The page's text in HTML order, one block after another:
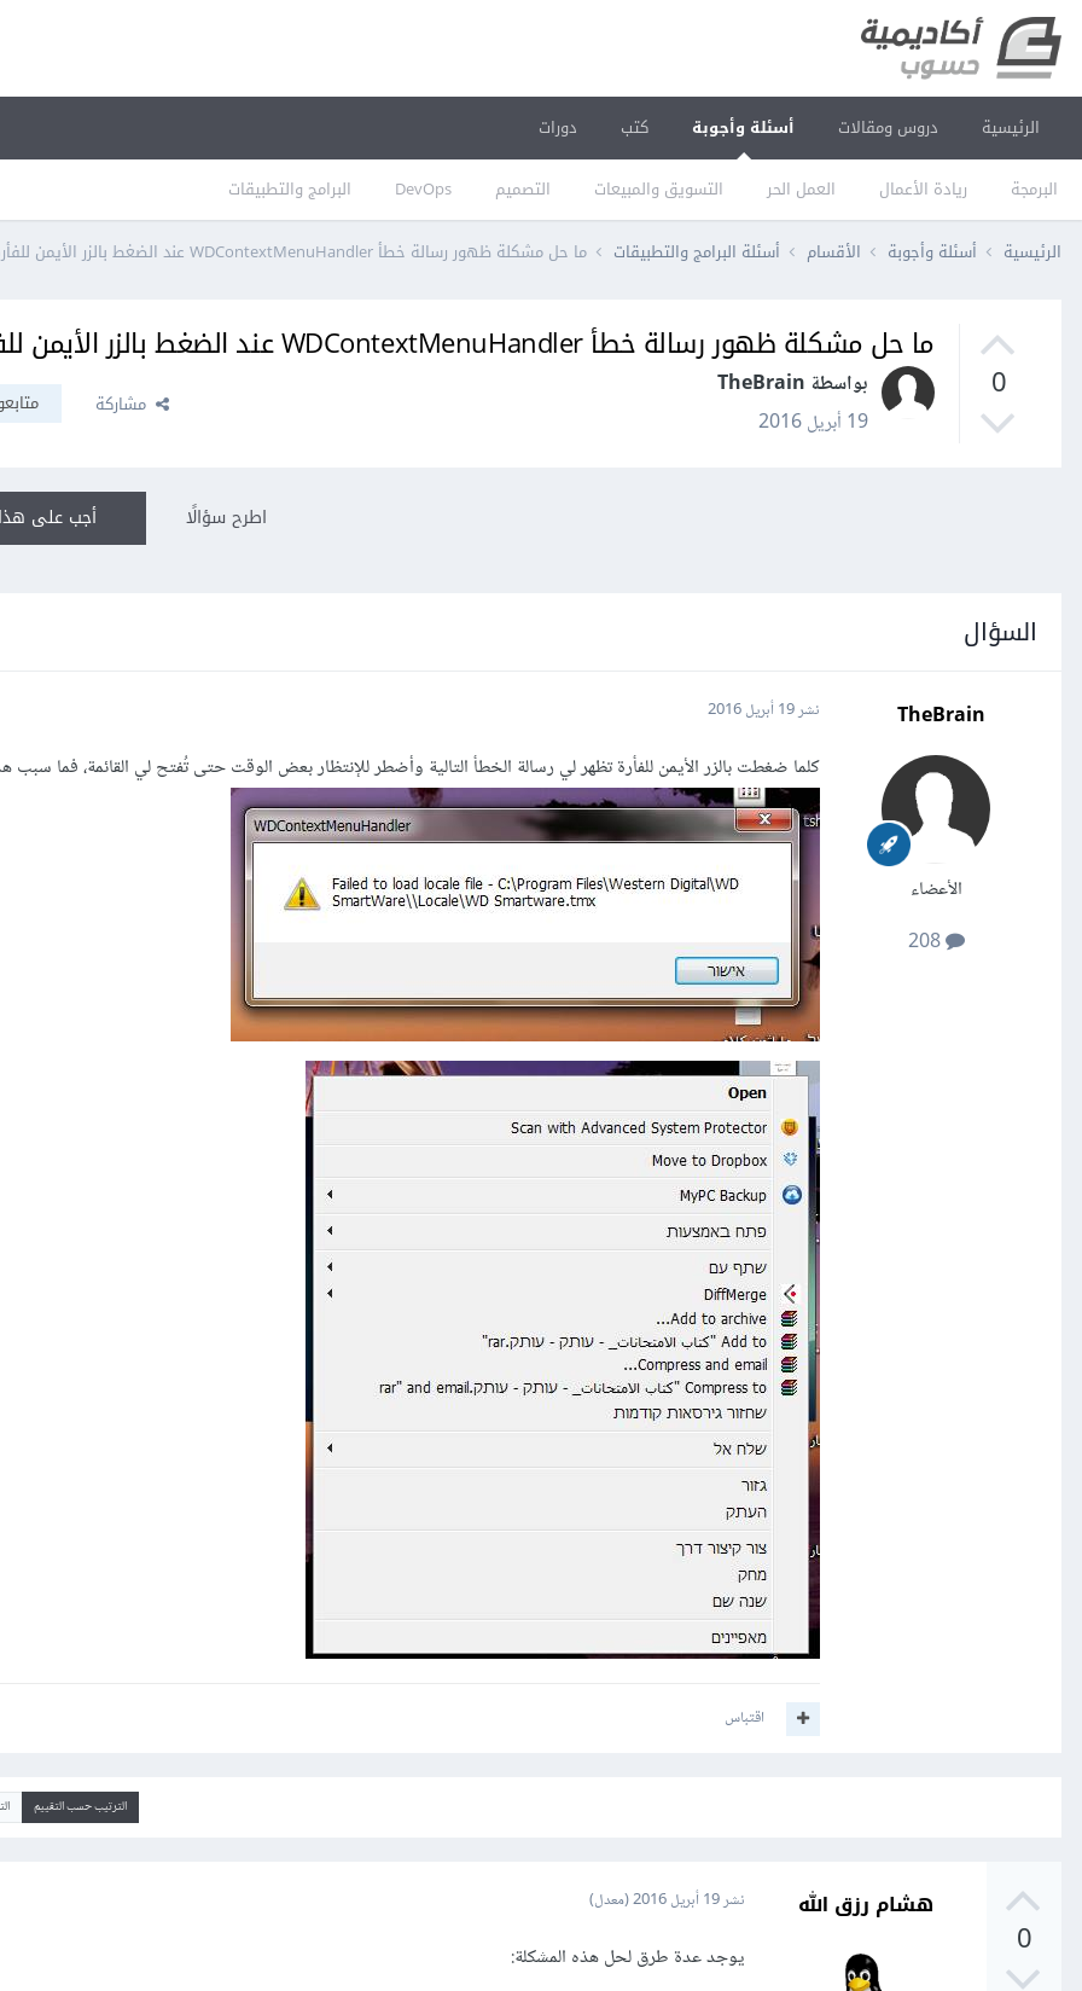
الرئيسية دروس ومقالات أسئلة وأجوبة
البرمجة ريادة الأعمال العمل الحر التسويق والمبيعات التصميم DevOps البرامج والتطبيقات
كتب دورات
الرئيسية أسئلة وأجوبة الأقسام أسئلة البرامج والتطبيقات ما حل مشكلة ظهور رسالة خطأ WDContextMenuHandler عند الضغط بالزر الأيمن للفأرة؟
0
ما حل مشكلة ظهور رسالة خطأ WDContextMenuHandler عند الضغط بالزر الأيمن للفأرة؟
بواسطة TheBrain
19 أبريل 2016
مشاركة
أجب على اطرح سؤالًا
السؤال
TheBrain
الأعضاء
208
نشر19 أبريل 2016
كلما ضغطت بالزر الأيمن للفأرة تظهر لي رسالة الخطأ التالية وأضطر للإنتظار بعض الوقت حتى تُفتح لي القائمة، فما سبب
اقتباس
الترتيب حسب التقييم
0
هشام رزق الله نشر19 أبريل 2016 (معدل)
يوجد عدة طرق لحل هذه المشكلة: